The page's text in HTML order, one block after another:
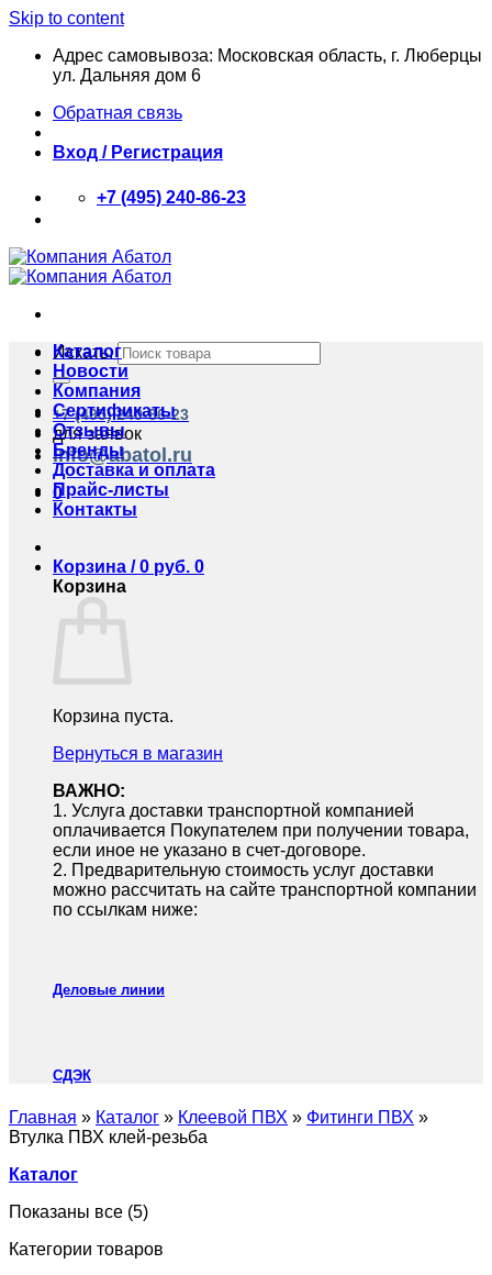
Skip to content
Адрес самовывоза: Московская область, г. Люберцы
ул. Дальняя дом 6
Обратная связь
Вход / Регистрация
+7 (495) 240-86-23
Искать:
+7 (495) 240-86-23
для заявок
info@abatol.ru
0
Каталог
Новости
Компания
Сертификаты
Отзывы
Бренды
Доставка и оплата
Прайс-листы
Контакты
Корзина /0 руб. 0
Корзина
Корзина пуста.
Вернуться в магазин
ВАЖНО:
1.⁠ ⁠Услуга доставки транспортной компанией
оплачивается Покупателем при получении товара,
если иное не указано в счет-договоре.
2.⁠ ⁠Предварительную стоимость услуг доставки
можно рассчитать на сайте транспортной компании
по ссылкам ниже:
Деловые линии
СДЭК
Главная » Каталог » Клеевой ПВХ » Фитинги ПВХ »
Втулка ПВХ клей-резьба
Каталог
Показаны все (5)
Категории товаров